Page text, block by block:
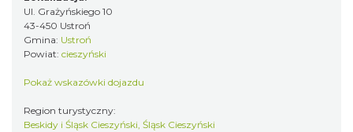
Ul. Grażyńskiego 10
43-450 Ustroń
Gmina: Ustroń
Powiat: cieszyński
Pokaż wskazówki dojazdu
Region turystyczny:
Beskidy i Śląsk Cieszyński, Śląsk Cieszyński